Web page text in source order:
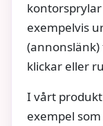
exempelvis
klickar eller
I vårt
exempel